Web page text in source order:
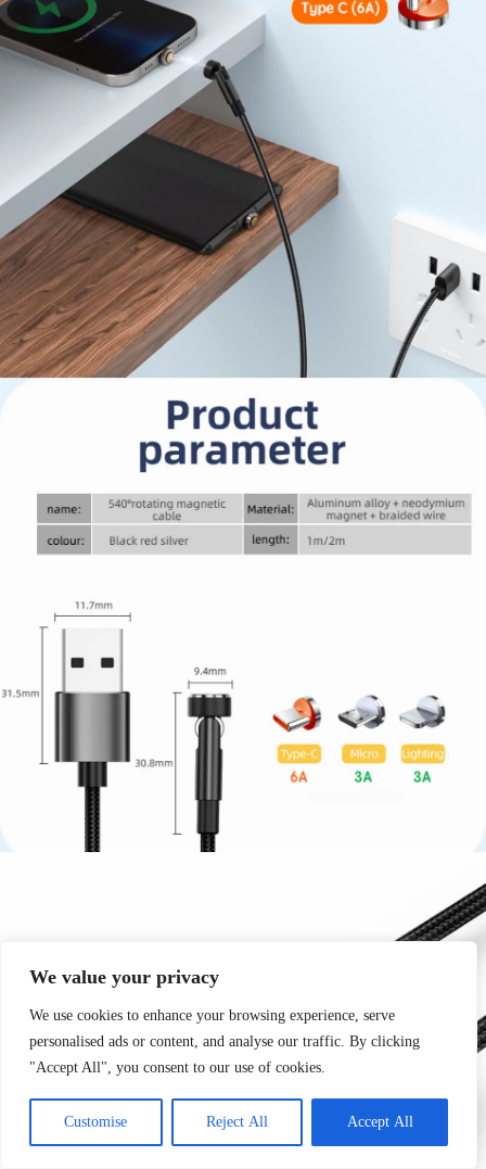
We value your privacy
We use cookies to enhance your browsing experience, serve
personalised ads or content, and analyse our traffic. By clicking
"Accept All", you consent to our use of cookies.
Customise Reject All Accept All
Commande passée il y a parMia, à Corte
Plus que quelques pièces en stock !